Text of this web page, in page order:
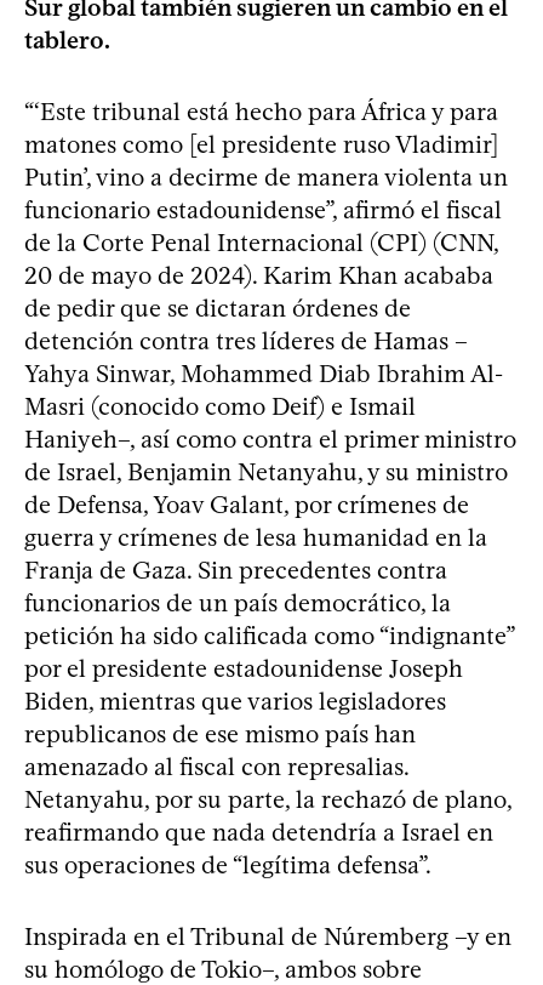
Sur global también sugieren un cambio en el
tablero.
“‘Este tribunal está hecho para África y para
matones como [el presidente ruso Vladimir]
Putin’, vino a decirme de manera violenta un
funcionario estadounidense”, afirmó el fiscal
de la Corte Penal Internacional (CPI) (CNN,
20 de mayo de 2024). Karim Khan acababa
de pedir que se dictaran órdenes de
detención contra tres líderes de Hamas –
Yahya Sinwar, Mohammed Diab Ibrahim Al-
Masri (conocido como Deif) e Ismail
Haniyeh–, así como contra el primer ministro
de Israel, Benjamin Netanyahu, y su ministro
de Defensa, Yoav Galant, por crímenes de
guerra y crímenes de lesa humanidad en la
Franja de Gaza. Sin precedentes contra
funcionarios de un país democrático, la
petición ha sido calificada como “indignante”
por el presidente estadounidense Joseph
Biden, mientras que varios legisladores
republicanos de ese mismo país han
amenazado al fiscal con represalias.
Netanyahu, por su parte, la rechazó de plano,
reafirmando que nada detendría a Israel en
sus operaciones de “legítima defensa”.
Inspirada en el Tribunal de Núremberg –y en
su homólogo de Tokio–, ambos sobre